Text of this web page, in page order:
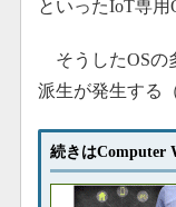
といったIoT専用
そうしたOSの
派生が発生する
続きはComputer